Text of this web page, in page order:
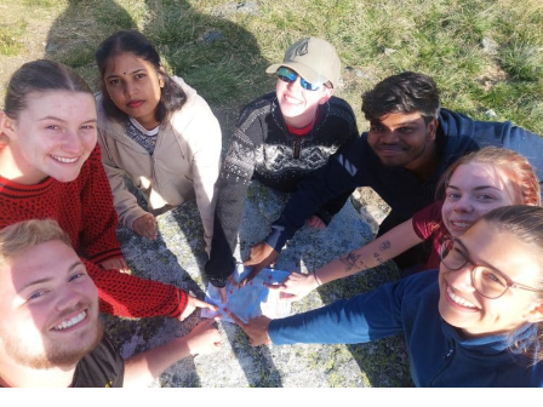
Student interview: Amelie in
Norwegian Culture/Adventure